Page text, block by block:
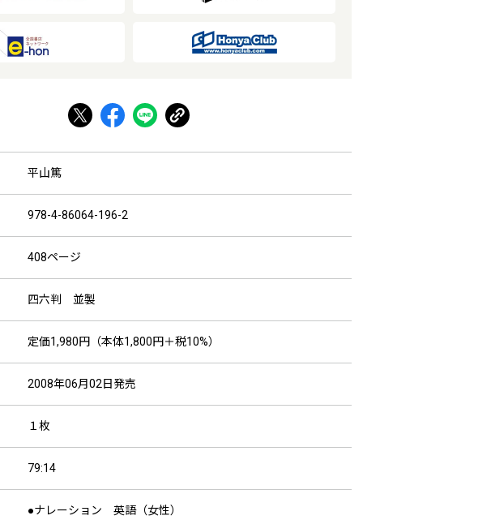
平山篤
978-4-86064-196-2
408ページ
四六判 並製
定価1,980円（本体1,800円＋税10%）
2008年06月02日発売
１枚
79:14
●ナレーション 英語（女性）